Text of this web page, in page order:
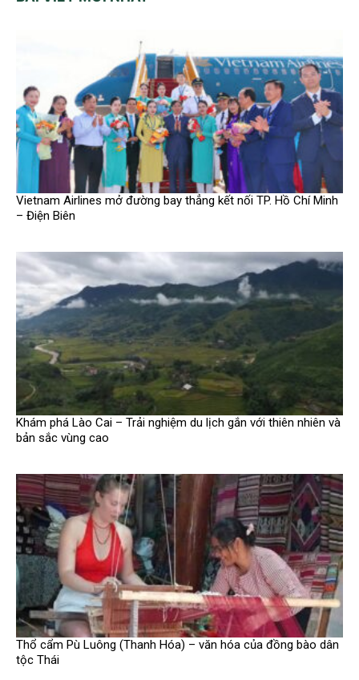
Vietnam Airlines mở đường bay thẳng kết nối TP. Hồ Chí Minh
– Điện Biên
Khám phá Lào Cai – Trải nghiệm du lịch gắn với thiên nhiên và
bản sắc vùng cao
Thổ cẩm Pù Luông (Thanh Hóa) – văn hóa của đồng bào dân
tộc Thái